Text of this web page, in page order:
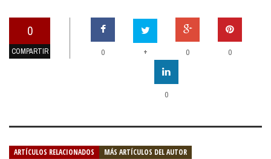
0
COMPARTIR 0 + 0 0
0
ARTÍCULOS RELACIONADOS MÁS ARTÍCULOS DEL AUTOR